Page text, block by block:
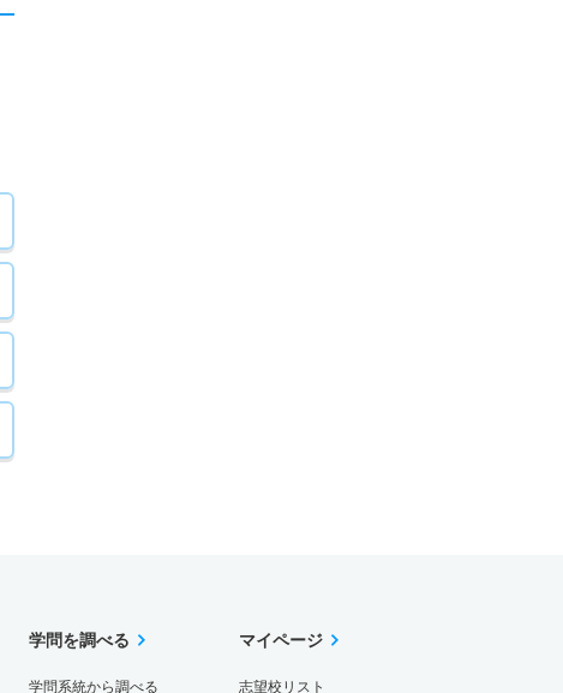
学問を調べる
学問系統から調べる
マイページ
志望校リスト